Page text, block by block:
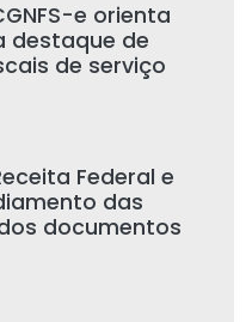
e orienta
destaque de
de serviço
Federal e
das
documentos